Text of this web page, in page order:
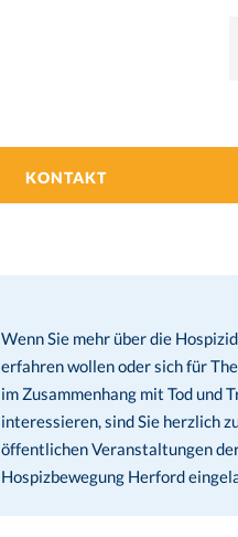
KONTAKT
Wenn Sie mehr über die
erfahren wollen oder sich für
im Zusammenhang mit Tod und
interessieren, sind Sie herzlich
öffentlichen Veranstaltungen
Hospizbewegung Herford